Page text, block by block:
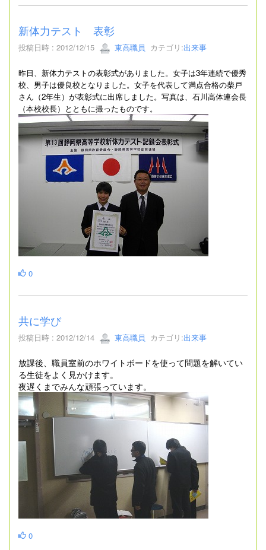
新体力テスト 表彰
投稿日時 : 2012/12/15 東高職員 カテゴリ:出来事
昨日、新体力テストの表彰式がありました。女子は3年連続で優秀
校、男子は優良校となりました。女子を代表して満点合格の柴戸
さん（2年生）が表彰式に出席しました。 写真は、石川高体連会長
（本校校長）とともに撮ったものです。
0
共に学び
投稿日時 : 2012/12/14 東高職員 カテゴリ:出来事
放課後、職員室前のホワイトボードを使って問題を解いてい
る生徒をよく見かけます。
夜遅くまでみんな頑張っています。
0